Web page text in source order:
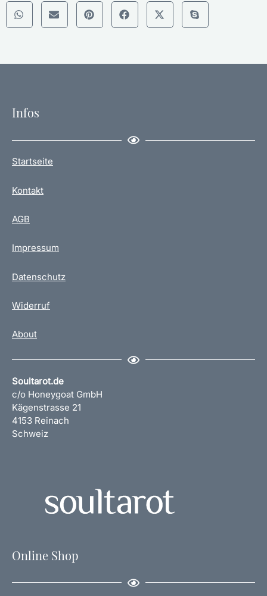
Infos
Startseite
Kontakt
AGB
Impressum
Datenschutz
Widerruf
About
Soultarot.de
c/o Honeygoat GmbH
Kägenstrasse 21
4153 Reinach
Schweiz
Online Shop